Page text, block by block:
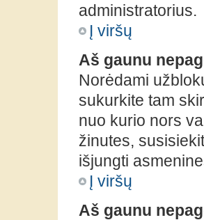
administratorius.
Į viršų
Aš gaunu
Norėdami
sukurkite tam
nuo kurio nors
žinutes,
išjungti
Į viršų
Aš gaunu